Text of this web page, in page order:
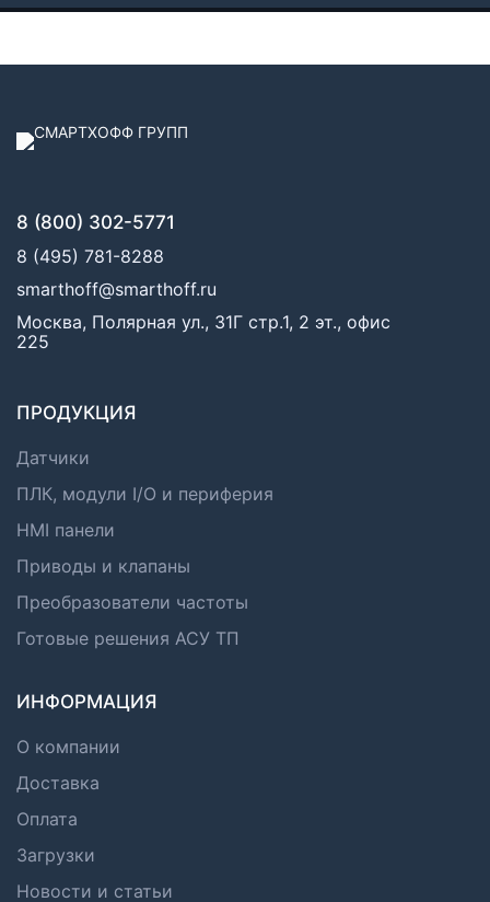
8 (800) 302-5771
8 (495) 781-8288
smarthoff@smarthoff.ru
Москва, Полярная ул., 31Г стр.1, 2 эт., офис
225
ПРОДУКЦИЯ
Датчики
ПЛК, модули I/O и периферия
HMI панели
Приводы и клапаны
Преобразователи частоты
Готовые решения АСУ ТП
ИНФОРМАЦИЯ
О компании
Доставка
Оплата
Загрузки
Новости и статьи